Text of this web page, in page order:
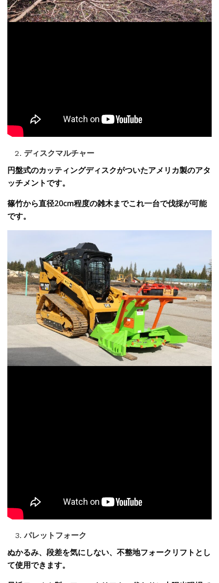
ディスクマルチャー
円盤式のカッティングディスクがついたアメリカ製のアタ
ッチメントです。
篠竹から直径20cm程度の雑木までこれ一台で伐採が可能
です。
パレットフォーク
ぬかるみ、段差を気にしない、 不整地フォークリフトとし
て使用できます。